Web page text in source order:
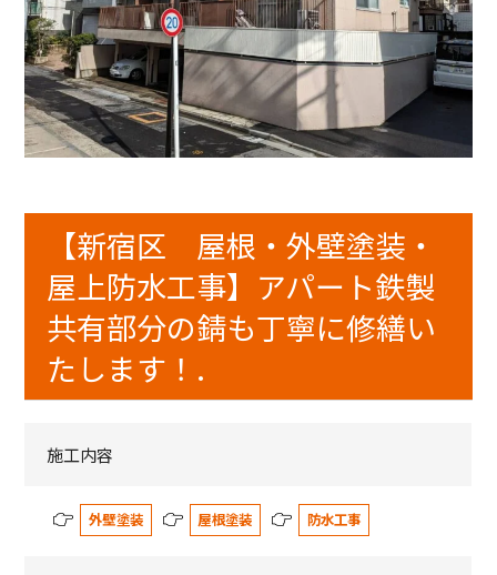
【新宿区 屋根・外壁塗装・
屋上防水工事】アパート鉄製
共有部分の錆も丁寧に修繕い
たします！.
施工内容
外壁塗装 屋根塗装 防水工事